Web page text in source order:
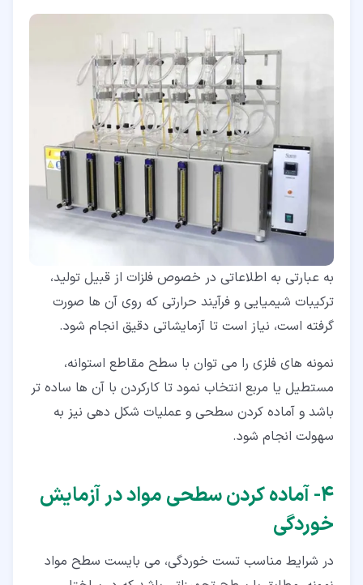
به عبارتی به اطلاعاتی در خصوص فلزات از قبیل تولید،
ترکیبات شیمیایی و فرآیند حرارتی که روی آن ها صورت
گرفته است، نیاز است تا آزمایشاتی دقیق انجام شود.
نمونه های فلزی را می توان با سطح مقاطع استوانه،
مستطیل یا مربع انتخاب نمود تا کارکردن با آن ها ساده تر
باشد و آماده کردن سطحی و عملیات شکل دهی نیز به
سهولت انجام شود.
۴‏- آماده کردن سطحی مواد در آزمایش
خوردگی
در شرایط مناسب تست خوردگی، می بایست سطح مواد